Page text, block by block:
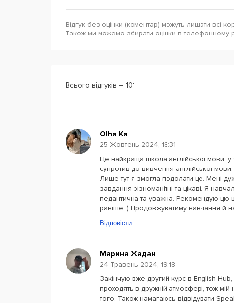
Відгук без оцінки (коментар) можуть лишати всі
Також ми можемо збирати оцінки в телефонному
Всього відгуків – 101
Olha Ka
25 Жовтень 2024, 18:31
Це найкраща школа англійської мови,
супротив до вивчення англійської
Лише тут я змогла подолати це. Мені
завдання різноманітні та цікаві. Я
педантична та уважна. Рекомендую
раніше :) Продовжуватиму навчання й
Відповісти
Марина Жадан
24 Травень 2024, 19:18
Закінчую вже другий курс в English
проходять в дружній атмосфері, тож мій
того. Також намагаюсь відвідувати